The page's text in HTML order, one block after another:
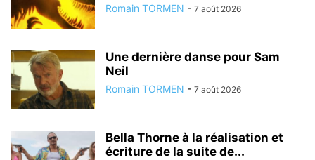
Romain TORMEN - 7 août 2026
Une dernière danse pour Sam
Neil
Romain TORMEN - 7 août 2026
Bella Thorne à la réalisation et
écriture de la suite de...